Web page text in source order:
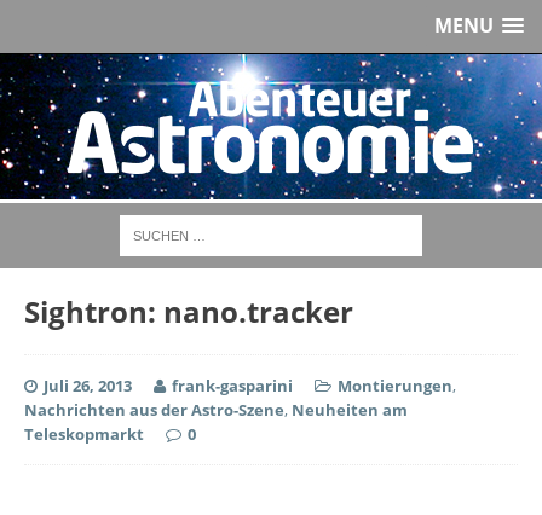
MENU
Sightron: nano.tracker
Juli 26, 2013 frank-gasparini Montierungen,
Nachrichten aus der Astro-Szene, Neuheiten am
Teleskopmarkt
0